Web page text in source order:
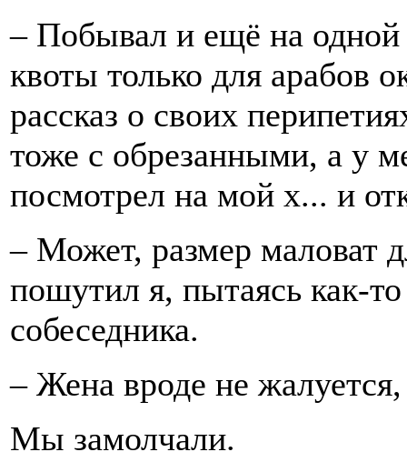
– Побывал и ещё на
квоты только для арабов
рассказ о своих
тоже с обрезанными, а у
посмотрел на мой х... и
– Может, размер маловат
пошутил я, пытаясь как-
собеседника.
– Жена вроде не
Мы замолчали.